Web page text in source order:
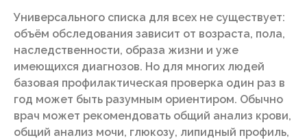
Универсального списка для всех не существует:
объём обследования зависит от возраста, пола,
наследственности, образа жизни и уже
имеющихся диагнозов. Но для многих людей
базовая профилактическая проверка один раз в
год может быть разумным ориентиром. Обычно
врач может рекомендовать общий анализ крови,
общий анализ мочи, глюкозу, липидный профиль,